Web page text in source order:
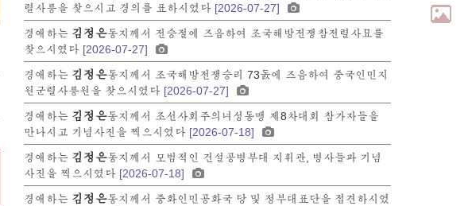
렬사릉을 찾으시고 경의를 표하시였다 [2026-07-27]
경애하는 김정은동지께서 전승절에 즈음하여 조국해방전쟁참전렬사묘를
찾으시였다 [2026-07-27]
경애하는 김정은동지께서 조국해방전쟁승리 73돐에 즈음하여 중국인민지
원군렬사릉원을 찾으시였다 [2026-07-27]
경애하는 김정은동지께서 조선사회주의녀성동맹 제8차대회 참가자들을
만나시고 기념사진을 찍으시였다 [2026-07-18]
경애하는 김정은동지께서 모범적인 건설공병부대 지휘관, 병사들과 기념
사진을 찍으시였다 [2026-07-18]
경애하는 김정은동지께서 중화인민공화국 당 및 정부대표단을 접견하시였